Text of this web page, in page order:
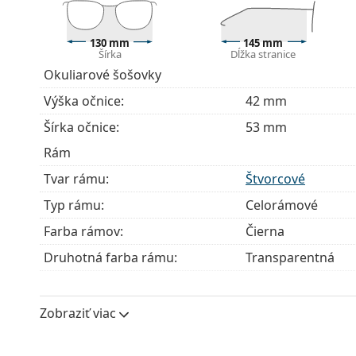
Okuliare dodávame s originálnym puzdrom.
Handrička, ktorá je súčasťou balenia, je ideálna
modely môžu namiesto handričky obsahovať
Ide o zdravotnícku pomôcku. Pred použitím si
130 mm
Šírka
145 mm
Dĺžka stranice
Okuliarové šošovky
Výška očnice:
42 mm
Šírka očnice:
53 mm
Rám
Tvar rámu:
Štvorcové
Typ rámu:
Celorámové
Farba rámov:
Čierna
Druhotná farba rámu:
Transparentná
Veľkosť:
Zobraziť viac